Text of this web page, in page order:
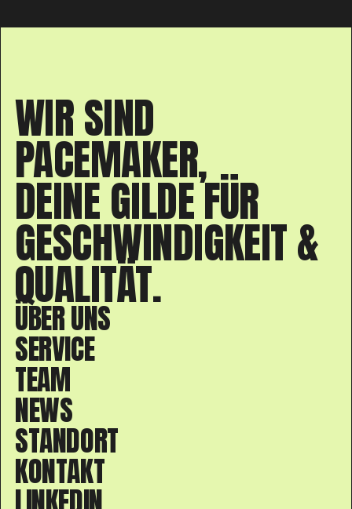
WIR SIND
PACEMAKER,
DEINE GILDE FÜR
GESCHWINDIGKEIT &
QUALITÄT.
ÜBER UNS
SERVICE
TEAM
NEWS
STANDORT
KONTAKT